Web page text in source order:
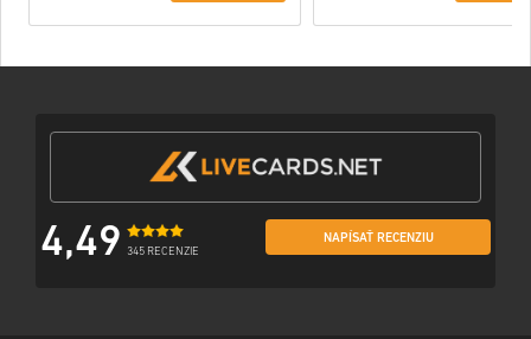
4,49 345 RECENZIE
NAPÍSAŤ RECENZIU